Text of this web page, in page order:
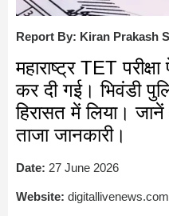
Report By: Kiran Prakash
महाराष्ट्र TET
कर दी गई। भिवंडी
हिरासत में लिया।
ताजा जानकारी।
Date: 27 June 2026
Website: digitallivenews.com